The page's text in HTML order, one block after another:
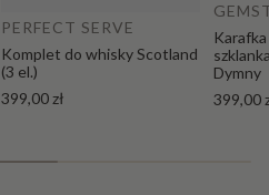
PERFECT SERVE
Komplet do whisky Scotland
(3 el.)
399,00 zł
Dymny
399,00